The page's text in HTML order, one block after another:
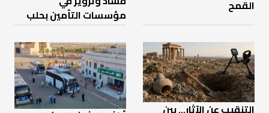
القمح
مؤسسات التأمين بحلب